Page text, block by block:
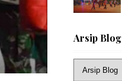
Arsip Blog